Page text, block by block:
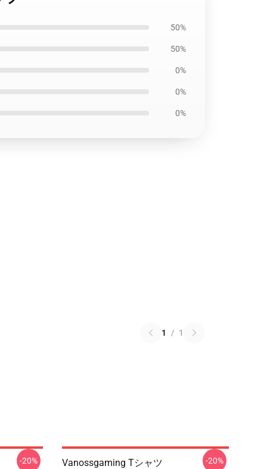
50%
50%
0%
0%
0%
1 / 1
-20% Vanossgaming Tシャツ -20%